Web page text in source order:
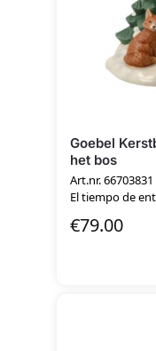
Goebel
het bos
Art.nr. 66703831
El tiempo de
€79.00